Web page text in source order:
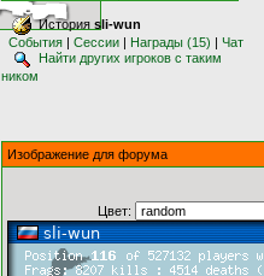
Историяsli-wun
События |Сессии | Награды (15) |Чат
Найти других игроков с таким
ником
Изображение для форума
Цвет: